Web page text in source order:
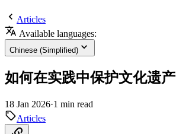
Articles
Available languages:
Chinese (Simplified)
如何在实践中保护文化遗产
18 Jan 2026·1 min read
Articles